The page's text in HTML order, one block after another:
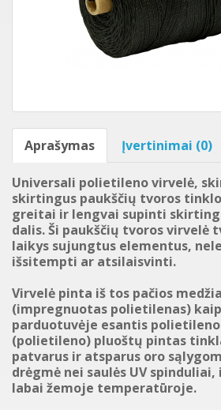
Aprašymas Įvertinimai (0)
Universali polietileno virvelė,
skirtingus paukščių tvoros
greitai ir lengvai supinti
dalis. Ši paukščių tvoros
laikys sujungtus elementus,
išsitempti ar atsilaisvinti.
Virvelė pinta iš tos pačios
(impregnuotas polietilenas)
parduotuvėje esantis polietileno
(polietileno) pluoštų pintas
patvarus ir atsparus oro
drėgmė nei saulės UV
labai žemoje temperatūroje.